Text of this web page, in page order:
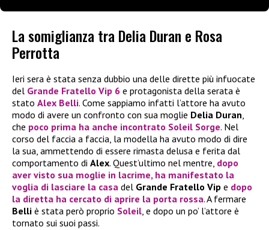
La somiglianza tra Delia Duran e Rosa
Perrotta
Ieri sera è stata senza dubbio una delle dirette più infuocate
del Grande Fratello Vip 6 e protagonista della serata è
stato Alex Belli. Come sappiamo infatti l’attore ha avuto
modo di avere un confronto con sua moglie Delia Duran,
che poco prima ha anche incontrato Soleil Sorge. Nel
corso del faccia a faccia, la modella ha avuto modo di dire
la sua, ammettendo di essere rimasta delusa e ferita dal
comportamento di Alex. Quest’ultimo nel mentre, dopo
aver visto sua moglie in lacrime, ha manifestato la
voglia di lasciare la casa del Grande Fratello Vip e dopo
la diretta ha cercato di aprire la porta rossa. A fermare
Belli è stata però proprio Soleil, e dopo un po’ l’attore è
tornato sui suoi passi.